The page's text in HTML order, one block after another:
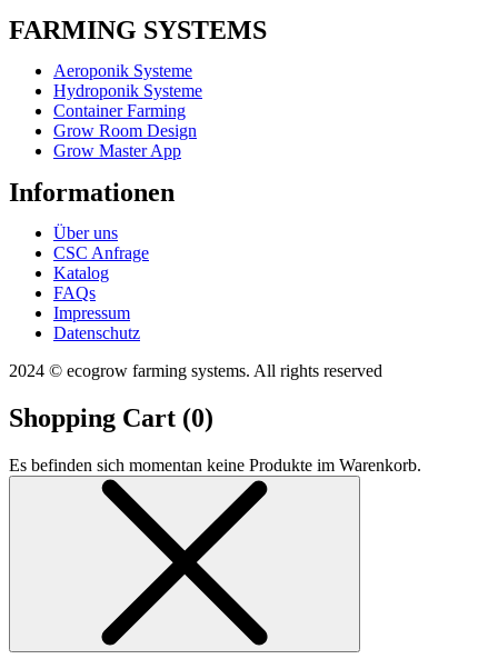
FARMING SYSTEMS
Aeroponik Systeme
Hydroponik Systeme
Container Farming
Grow Room Design
Grow Master App
Informationen
Über uns
CSC Anfrage
Katalog
FAQs
Impressum
Datenschutz
2024 © ecogrow farming systems. All rights reserved
Shopping Cart (0)
Es befinden sich momentan keine Produkte im Warenkorb.